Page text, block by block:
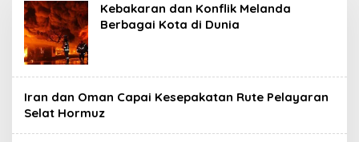
Kebakaran dan Konflik Melanda
Berbagai Kota di Dunia
Iran dan Oman Capai Kesepakatan Rute Pelayaran
Selat Hormuz